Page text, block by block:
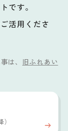
です。
活用くださ
は、 旧ふれあい